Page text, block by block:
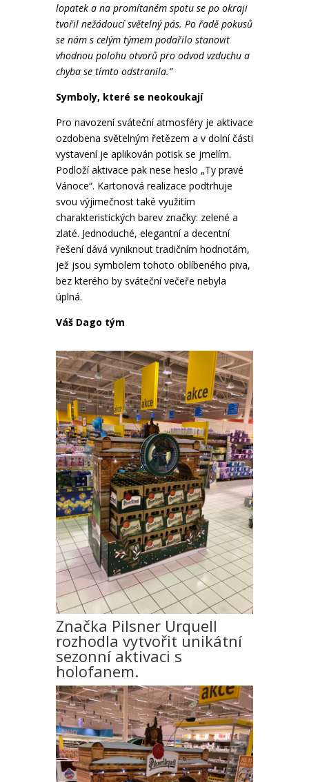
lopatek a na promítaném spotu se po okraji
tvořil nežádoucí světelný pás. Po řadě pokusů
se nám s celým týmem podařilo stanovit
vhodnou polohu otvorů pro odvod vzduchu a
chyba se tímto odstranila.“
Symboly, které se neokoukají
Pro navození sváteční atmosféry je aktivace
ozdobena světelným řetězem a v dolní části
vystavení je aplikován potisk se jmelím.
Podloží aktivace pak nese heslo „Ty pravé
Vánoce“. Kartonová realizace podtrhuje
svou výjimečnost také využitím
charakteristických barev značky: zelené a
zlaté. Jednoduché, elegantní a decentní
řešení dává vyniknout tradičním hodnotám,
jež jsou symbolem tohoto oblíbeného piva,
bez kterého by sváteční večeře nebyla
úplná.
Váš Dago tým
Značka Pilsner Urquell
rozhodla vytvořit unikátní
sezonní aktivaci s
holofanem.